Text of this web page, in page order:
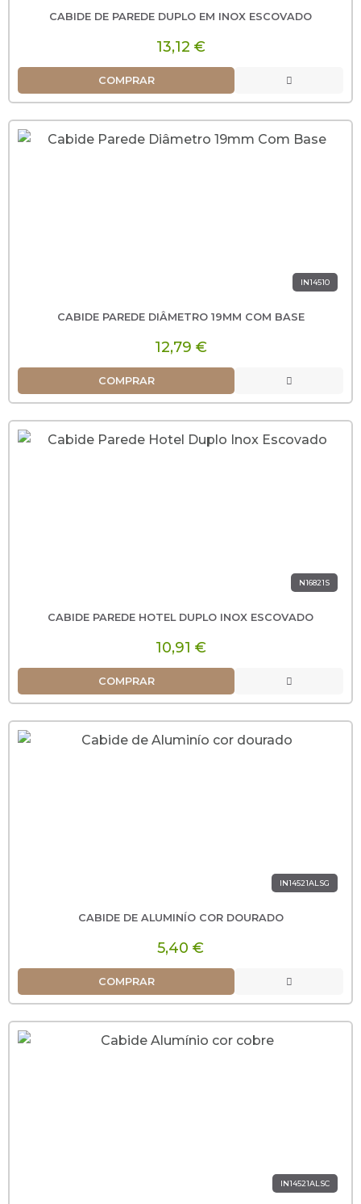
CABIDE DE PAREDE DUPLO EM INOX ESCOVADO
13,12 €
COMPRAR
IN14510
CABIDE PAREDE DIÂMETRO 19MM COM BASE
12,79 €
COMPRAR
N16821S
CABIDE PAREDE HOTEL DUPLO INOX ESCOVADO
10,91 €
COMPRAR
IN14521ALSG
CABIDE DE ALUMINÍO COR DOURADO
5,40 €
COMPRAR
IN14521ALSC